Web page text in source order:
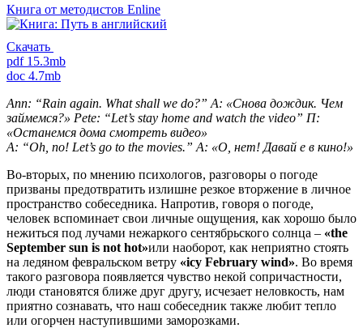
Книга от методистов Enline
Скачать
pdf 15.3mb
doc 4.7mb
Ann: “Rain again. What shall we do?” А: «Снова дождик. Чем
займемся?» Pete: “Let’s stay home and watch the video” П:
«Останемся дома смотреть видео»
A: “Oh, no! Let’s go to the movies.” А: «O, нет! Давай е в кино!»
Во-вторых, по мнению психологов, разговоры о погоде
призваны предотвратить излишне резкое вторжение в личное
пространство собеседника. Напротив, говоря о погоде,
человек вспоминает свои личные ощущения, как хорошо было
нежиться под лучами нежаркого сентябрьского солнца – «the
September sun is not hot»или наоборот, как неприятно стоять
на ледяном февральском ветру «icy February wind». Во время
такого разговора появляется чувство некой сопричастности,
люди становятся ближе друг другу, исчезает неловкость, нам
приятно сознавать, что наш собеседник также любит тепло
или огорчен наступившими заморозками.